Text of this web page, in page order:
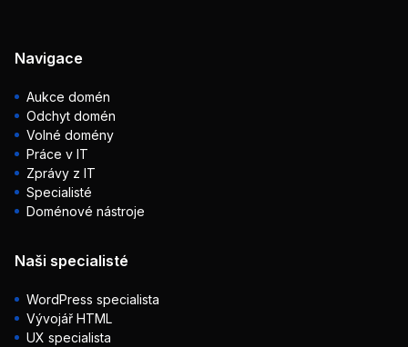
Navigace
Aukce domén
Odchyt domén
Volné domény
Práce v IT
Zprávy z IT
Specialisté
Doménové nástroje
Naši specialisté
WordPress specialista
Vývojář HTML
UX specialista